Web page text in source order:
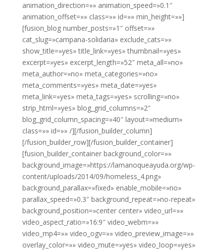
animation_direction=»» animation_speed=»0.1″
animation_offset=»» class=»» id=»» min_height=»»]
[fusion_blog number_posts=»1″ offset=»»
cat_slug=»campana-solidaria» exclude_cats=»»
show_title=»yes» title_link=»yes» thumbnail=»yes»
excerpt=»yes» excerpt_length=»52″ meta_all=»no»
meta_author=»no» meta_categories=»no»
meta_comments=»yes» meta_date=»yes»
meta_link=»yes» meta_tags=»yes» scrolling=»no»
strip_html=»yes» blog_grid_columns=»2″
blog_grid_column_spacing=»40″ layout=»medium»
class=»» id=»» /][/fusion_builder_column]
[/fusion_builder_row][/fusion_builder_container]
[fusion_builder_container background_color=»»
background_image=»https://lamanoqueayuda.org/wp-
content/uploads/2014/09/homeless_4.png»
background_parallax=»fixed» enable_mobile=»no»
parallax_speed=»0.3″ background_repeat=»no-repeat»
background_position=»center center» video_url=»»
video_aspect_ratio=»16:9″ video_webm=»»
video_mp4=»» video_ogv=»» video_preview_image=»»
overlay_color=»» video_mute=»yes» video_loop=»yes»